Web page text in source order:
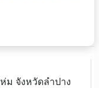
ม จังหวัดลำปาง